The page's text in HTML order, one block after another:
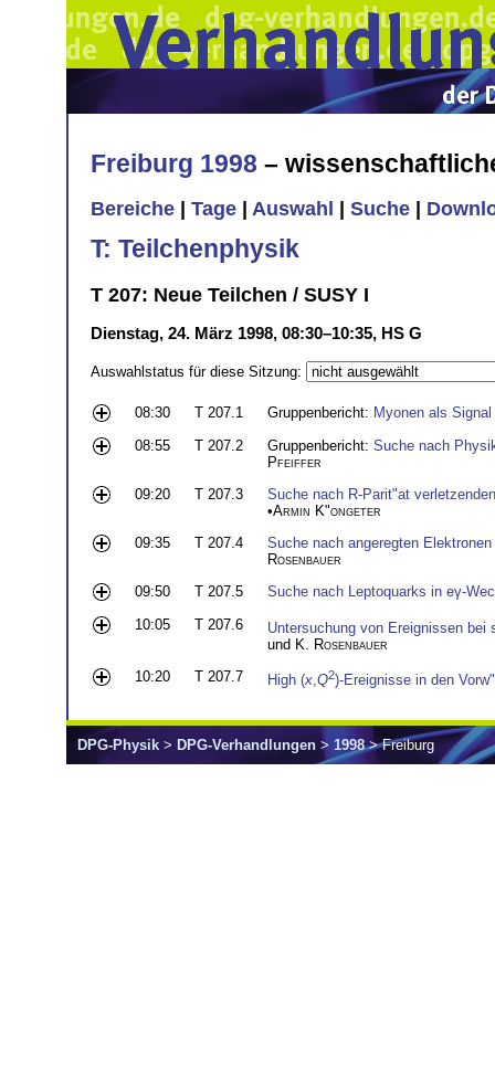
Freiburg 1998 –
Bereiche Tage Auswahl Suche
T: Teilchenphysik
T 207: Neue Teilchen / SUSY I
Dienstag, 24. März 1998, 08:30–10:35, HS G
Auswahlstatus für diese Sitzung:
08:30 T 207.1 Gruppenbericht: Myonen als
08:55
T 207.2 Gruppenbericht: Suche nach
Pfeiffer
09:20
T 207.3
Suche nach R-Parit"at
•Armin K"ongeter
09:35
T 207.4
Suche nach angeregten
Rosenbauer
09:50
T 207.5
Suche nach Leptoquarks in eγ-
10:05
T 207.6
Untersuchung von Ereignissen bei
und K. Rosenbauer
10:20
T 207.7 High (x Q2)-Ereignisse in den
DPG-Physik > DPG-Verhandlungen > 1998> Freiburg